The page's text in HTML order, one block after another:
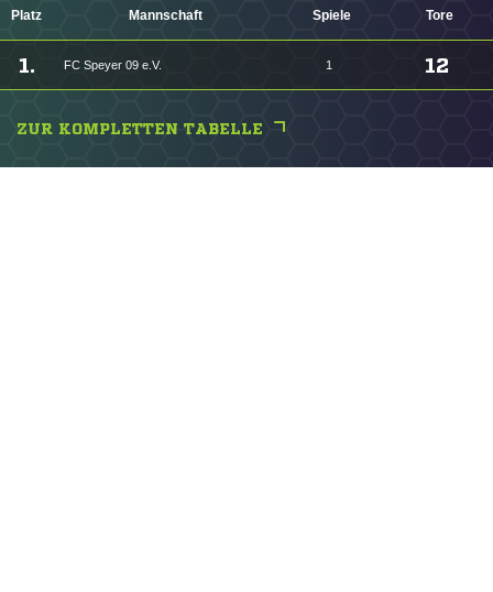
Platz Mannschaft Spiele Tore
1. FC Speyer 09 e.V. 1 12
ZUR KOMPLETTEN TABELLE